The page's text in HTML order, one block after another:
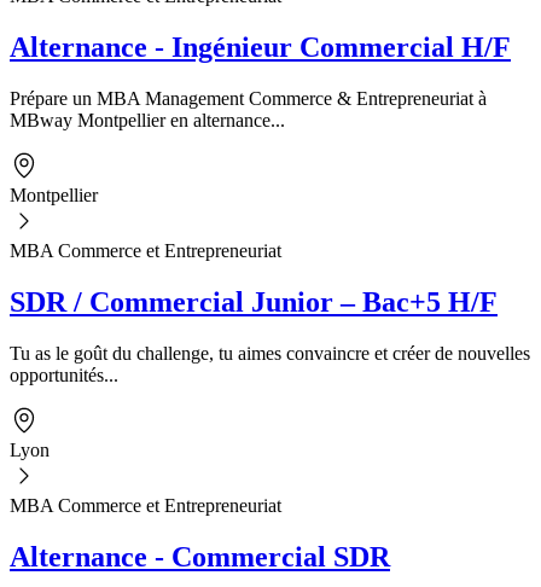
Alternance - Ingénieur Commercial H/F
Prépare un MBA Management Commerce & Entrepreneuriat à
MBway Montpellier en alternance...
Montpellier
MBA Commerce et Entrepreneuriat
SDR / Commercial Junior – Bac+5 H/F
Tu as le goût du challenge, tu aimes convaincre et créer de nouvelles
opportunités...
Lyon
MBA Commerce et Entrepreneuriat
Alternance - Commercial SDR